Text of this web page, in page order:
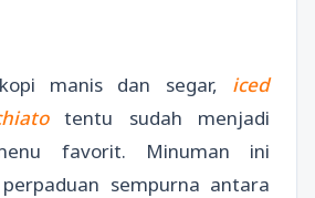
manis dan segar, iced
tentu sudah menjadi
favorit. Minuman ini
sempurna antara